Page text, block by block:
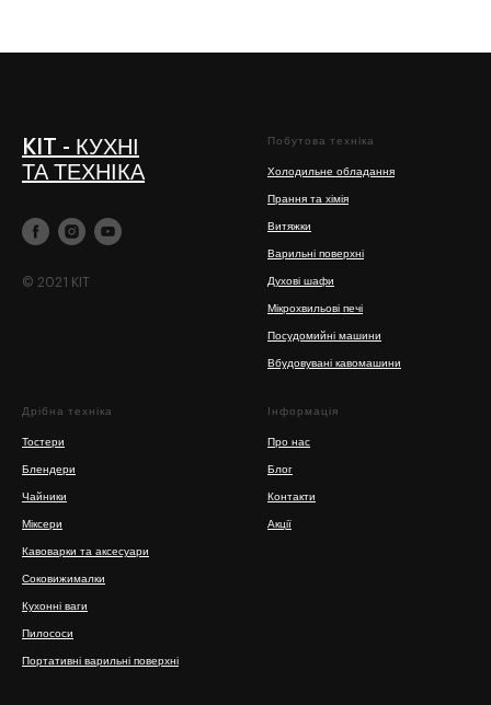
KIT - КУХНІ
ТА ТЕХНІКА
© 2021 KIT
Побутова техніка
Холодильне обладання
Прання та хімія
Витяжки
Варильні поверхні
Духові шафи
Мікрохвильові печі
Посудомийні машини
Вбудовувані кавомашини
Дрібна техніка
Тостери
Блендери
Чайники
Міксери
Кавоварки та аксесуари
Соковижималки
Кухонні ваги
Пилососи
Портативні варильні поверхні
Інформація
Про нас
Блог
Контакти
Акції